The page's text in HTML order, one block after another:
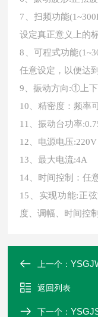
7、扫频功能
设定真正意义上的
8、可程式功能
任意设定，以便达
9、振动方向:①上下
10、精密度：频率
11、振动台功率
12、电源电压:220V
13、最大电流:4A
14 时间控制：任
1 5 、实现功能:正
度、调幅、时间控制
上一个：
返回列表
下一个：